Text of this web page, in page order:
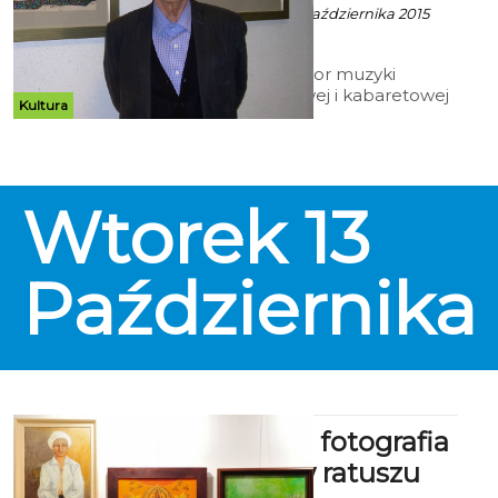
Kultura
Robert Kuliński - 3 Października 2015
godz. 10:44
Znany kompozytor muzyki
teatralnej, filmowej i kabaretowej
Jan Kanty Pawluśkiewicz, objawił
Wtorek 13
Października
Malarstwo, fotografia
i tkanina w ratuszu